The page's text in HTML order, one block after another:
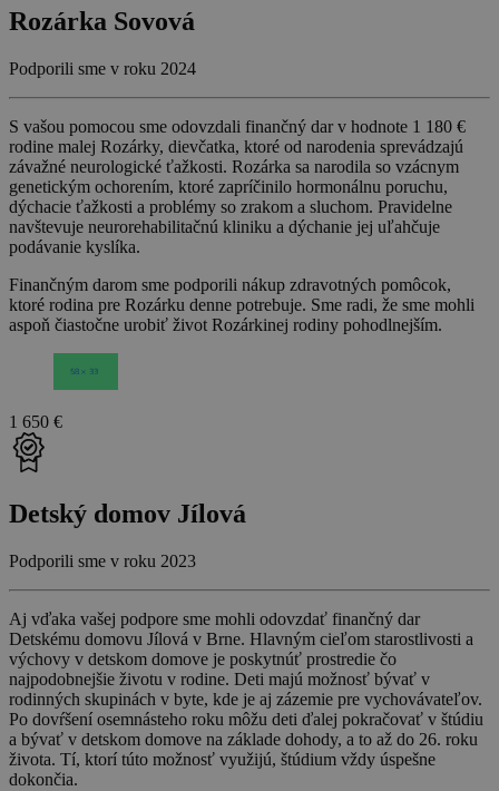
Rozárka Sovová
Podporili sme v roku 2024
S vašou pomocou sme odovzdali finančný dar v hodnote 1 180 €
rodine malej Rozárky, dievčatka, ktoré od narodenia sprevádzajú
závažné neurologické ťažkosti. Rozárka sa narodila so vzácnym
genetickým ochorením, ktoré zapríčinilo hormonálnu poruchu,
dýchacie ťažkosti a problémy so zrakom a sluchom. Pravidelne
navštevuje neurorehabilitačnú kliniku a dýchanie jej uľahčuje
podávanie kyslíka.
Finančným darom sme podporili nákup zdravotných pomôcok,
ktoré rodina pre Rozárku denne potrebuje. Sme radi, že sme mohli
aspoň čiastočne urobiť život Rozárkinej rodiny pohodlnejším.
1 650 €
Detský domov Jílová
Podporili sme v roku 2023
Aj vďaka vašej podpore sme mohli odovzdať finančný dar
Detskému domovu Jílová v Brne. Hlavným cieľom starostlivosti a
výchovy v detskom domove je poskytnúť prostredie čo
najpodobnejšie životu v rodine. Deti majú možnosť bývať v
rodinných skupinách v byte, kde je aj zázemie pre vychovávateľov.
Po dovŕšení osemnásteho roku môžu deti ďalej pokračovať v štúdiu
a bývať v detskom domove na základe dohody, a to až do 26. roku
života. Tí, ktorí túto možnosť využijú, štúdium vždy úspešne
dokončia.